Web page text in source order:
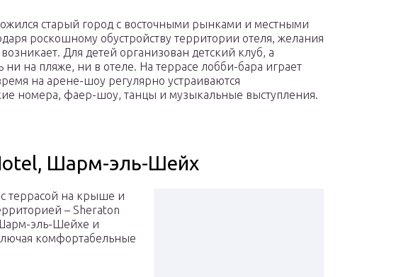
старый город с восточными рынками и местными
роскошному обустройству территории отеля, желания
Для детей организован детский клуб, а
ни на пляже, ни в отеле. На террасе лобби-бара играет
на арене-шоу регулярно устраиваются
номера, фаер-шоу, танцы и музыкальные выступления.
Шарм-эль-Шейх
террасой на крыше и
– Sheraton
эль-Шейхе и
комфортабельные